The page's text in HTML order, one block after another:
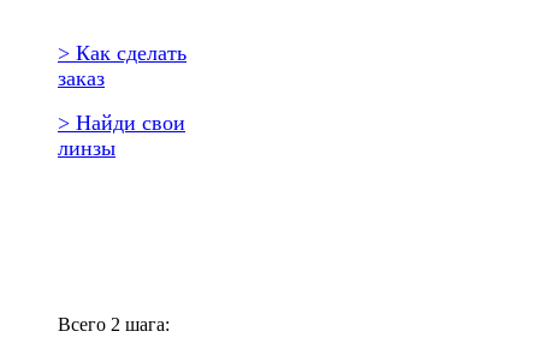
> Как сделать
заказ
> Найди свои
линзы
Всего 2 шага: